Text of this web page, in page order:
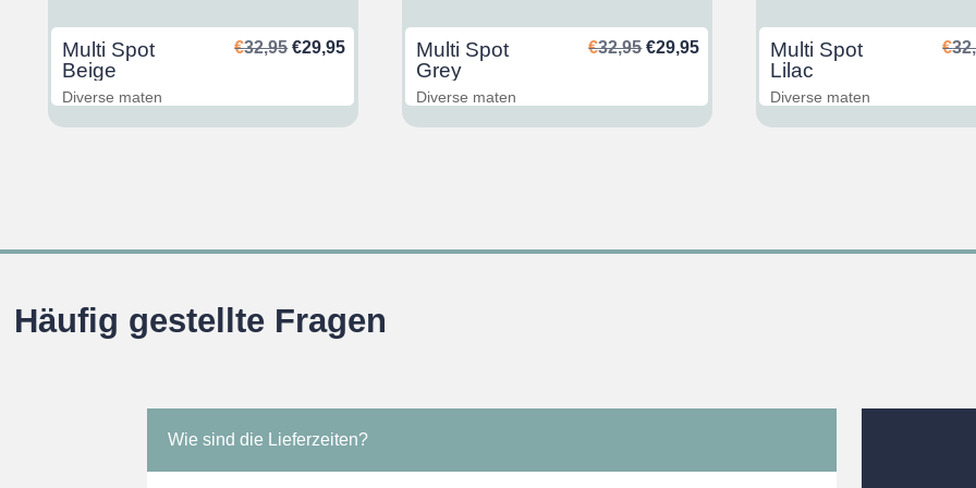
Multi Spot
Beige
€32,95 Ursprünglicher
€32,95
€29,95Aktueller
€29,95.
Diverse maten
Multi Spot
Grey
€32,95 Ursprünglicher
€32,95
€29,95Aktueller
€29,95.
Diverse maten
Multi Spot
Lilac
€
Diverse maten
Häufig gestellte Fragen
Wie sind die Lieferzeiten?